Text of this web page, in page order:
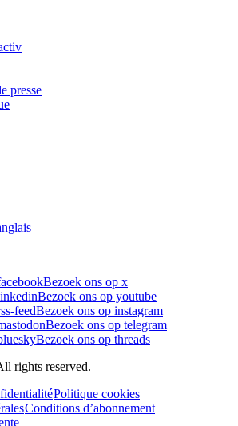
presse
Bezoek ons op x
Bezoek ons op youtube
feedBezoek ons op instagram
Bezoek ons op telegram
Bezoek ons op threads
rights reserved.
Politique cookies
Conditions d’abonnement